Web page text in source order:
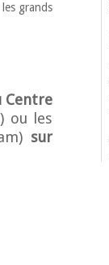
grands
Centre
ou les
sur